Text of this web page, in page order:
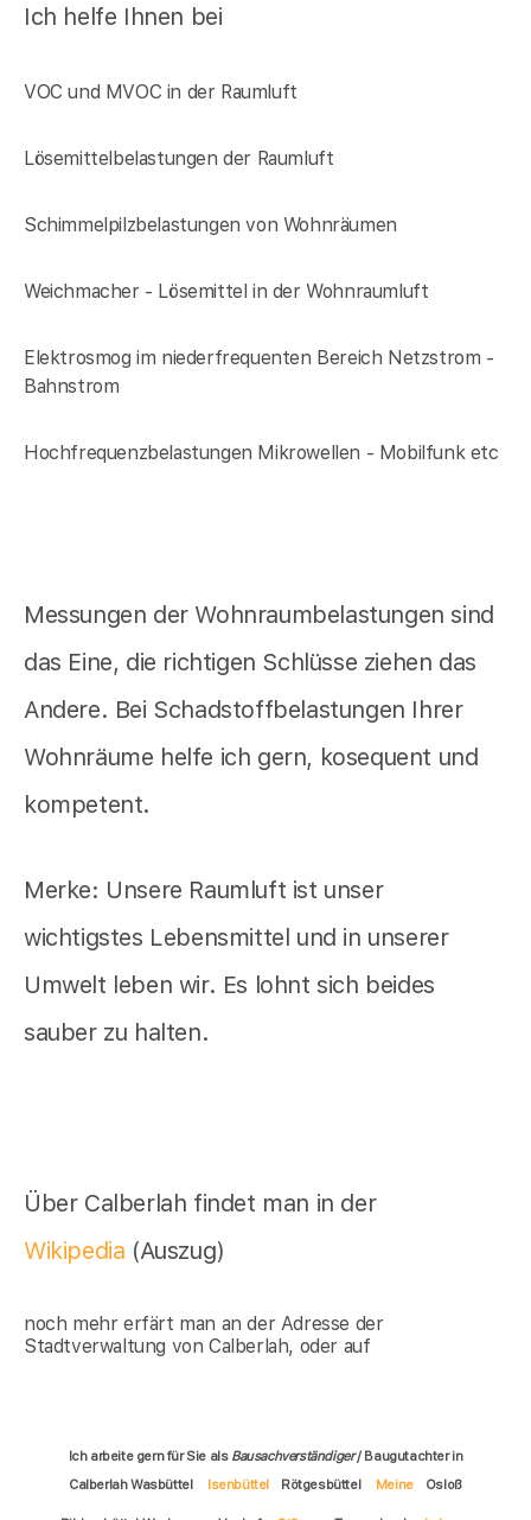
Ich helfe Ihnen bei
VOC und MVOC in der Raumluft
Lösemittelbelastungen der Raumluft
Schimmelpilzbelastungen von Wohnräumen
Weichmacher - Lösemittel in der Wohnraumluft
Elektrosmog im niederfrequenten Bereich Netzstrom -
Bahnstrom
Hochfrequenzbelastungen Mikrowellen - Mobilfunk etc
Messungen der Wohnraumbelastungen sind
das Eine, die richtigen Schlüsse ziehen das
Andere. Bei Schadstoffbelastungen Ihrer
Wohnräume helfe ich gern, kosequent und
kompetent.
Merke: Unsere Raumluft ist unser
wichtigstes Lebensmittel und in unserer
Umwelt leben wir. Es lohnt sich beides
sauber zu halten.
Über Calberlah findet man in der
Wikipedia (Auszug)
noch mehr erfärt man an der Adresse der
Stadtverwaltung von Calberlah, oder auf
Ich arbeite gern für Sie als Bausachverständiger/ Baugutachter in
Calberlah Wasbüttel
Isenbüttel Rötgesbüttel Meine Osloß